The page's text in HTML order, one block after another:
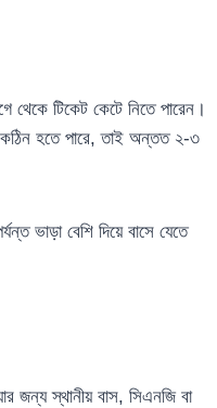
থেকে টিকেট কেটে নিতে পারেন।
কঠিন হতে পারে, তাই অন্তত ২-৩
ভাড়া বেশি দিয়ে বাসে যেতে
জন্য স্থানীয় বাস, সিএনজি বা